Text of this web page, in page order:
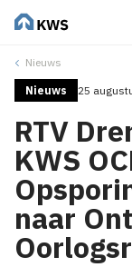
Nieuws
Nieuws 25
RTV
KWS
naar